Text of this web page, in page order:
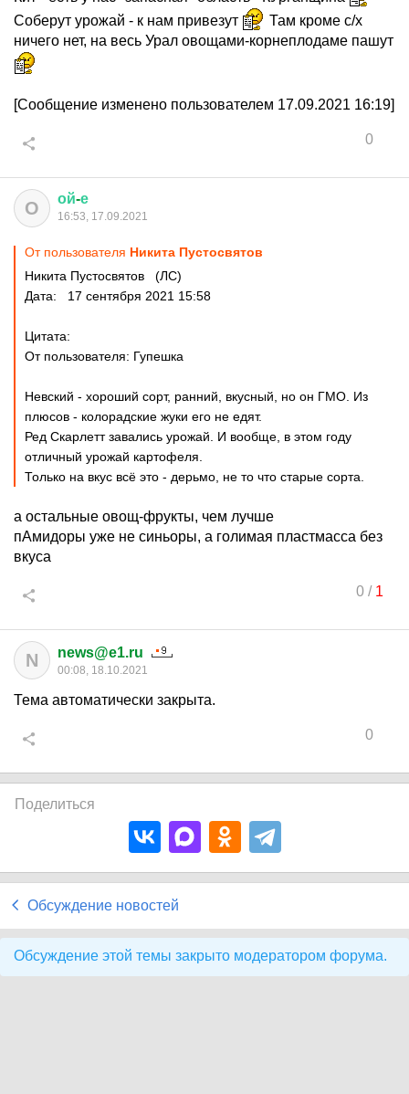
Соберут урожай - к нам привезут
Там кроме с/х
ничего нет, на весь Урал овощами-корнеплодаме пашут
[Сообщение изменено пользователем 17.09.2021 16:19]
0
О ой-е
16:53, 17.09.2021
От пользователя Никита Пустосвятов
Никита Пустосвятов (ЛС)
Дата: 17 сентября 2021 15:58
Цитата:
От пользователя: Гупешка
Невский - хороший сорт, ранний, вкусный, но он ГМО. Из
плюсов - колорадские жуки его не едят.
Ред Скарлетт завались урожай. И вообще, в этом году
отличный урожай картофеля.
Только на вкус всё это - дерьмо, не то что старые сорта.
а остальные овощ-фрукты, чем лучше
пАмидоры уже не синьоры, а голимая пластмасса без
вкуса
0/ 1
N news@e1.ru
00:08, 18.10.2021
Тема автоматически закрыта.
0
Поделиться
Обсуждение новостей
Обсуждение этой темы закрыто модератором форума.